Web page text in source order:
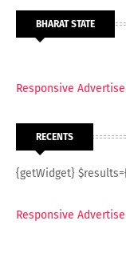
BHARAT STATE
Responsive
RECENTS
{getWidget}
Responsive